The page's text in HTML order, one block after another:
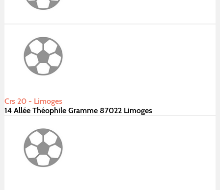
Crs 20 - Limoges
14 Allée Théophile Gramme 87022 Limoges